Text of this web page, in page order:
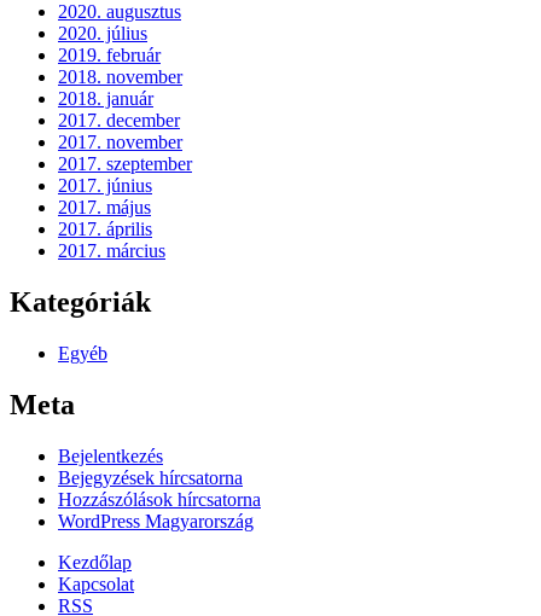
2020. augusztus
2020. július
2019. február
2018. november
2018. január
2017. december
2017. november
2017. szeptember
2017. június
2017. május
2017. április
2017. március
Kategóriák
Egyéb
Meta
Bejelentkezés
Bejegyzések hírcsatorna
Hozzászólások hírcsatorna
WordPress Magyarország
Kezdőlap
Kapcsolat
RSS